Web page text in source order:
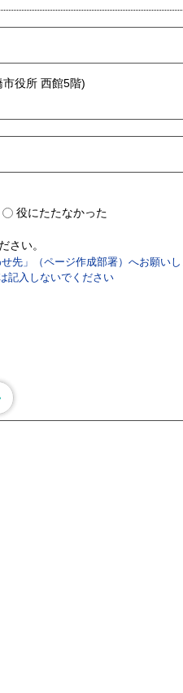
役所 西館5階)
役にたたなかった
さい。
先」（ページ作成部署）へお願いし
記入しないでください